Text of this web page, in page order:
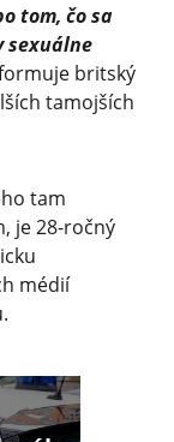
tom, čo sa
sexuálne
britský
tamojších
tam
je 28-ročný
médií